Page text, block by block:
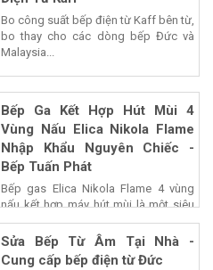
Bo công suất bếp điện từ Kaff bên từ,
bo thay cho các dòng bếp Đức và
Malaysia...
Bếp Ga Kết Hợp Hút Mùi 4
Vùng Nấu Elica Nikola Flame
Nhập Khẩu Nguyên Chiếc -
Bếp Tuấn Phát
Bếp gas Elica Nikola Flame 4 vùng
nấu kết hợp máy hút mùi là một siêu
phẩm của...
Sửa Bếp Từ Âm Tại Nhà -
Cung cấp bếp điện từ Đức